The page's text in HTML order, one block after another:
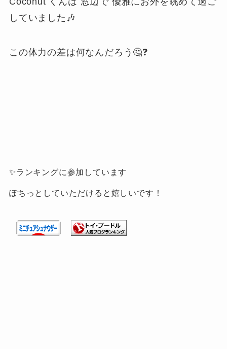
していました🎶
この体力の差は何なんだろう🤔❓
✨ランキングに参加しています
ぽちっとしていただけると嬉しいです！